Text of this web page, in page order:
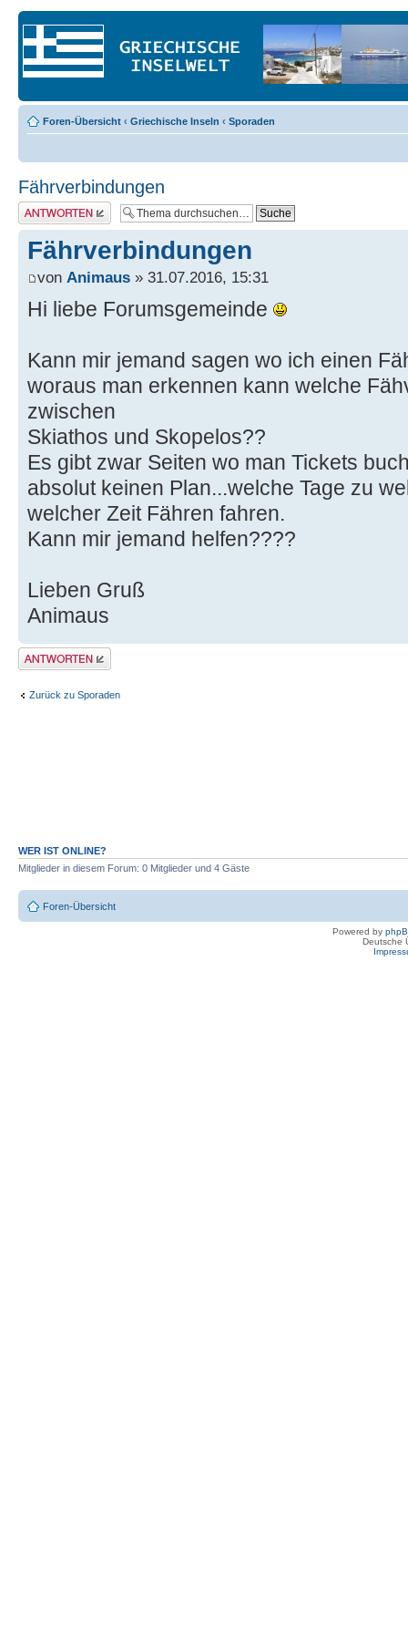
Foren-Übersicht ‹ Griechische Inseln ‹ Sporaden
Fährverbindungen
Antwort erstellen
Fährverbindungen
von Animaus » 31.07.2016, 15:31
Hi liebe Forumsgemeinde
Kann mir jemand sagen wo ich einen
woraus man erkennen kann welche
zwischen
Skiathos und Skopelos??
Es gibt zwar Seiten wo man Tickets
absolut keinen Plan...welche Tage zu
welcher Zeit Fähren fahren.
Kann mir jemand helfen????
Lieben Gruß
Animaus
Antwort erstellen
Zurück zu Sporaden
WER IST ONLINE?
Mitglieder in diesem Forum: 0 Mitglieder und 4 Gäste
Foren-Übersicht
Powered by
Deutsche